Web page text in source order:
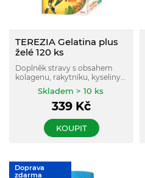
TEREZIA Gelatina plus
želé 120 ks
Doplněk stravy s obsahem
kolagenu, rakytníku, kyseliny
hyaluronové a extraktem
boswellie pro podporu
pohybového aparátu, kloubů
Skladem > 10 ks
339 Kč
KOUPIT
Doprava
zdarma